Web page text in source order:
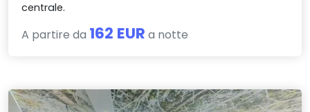
centrale.
A partire da 162 EUR a notte